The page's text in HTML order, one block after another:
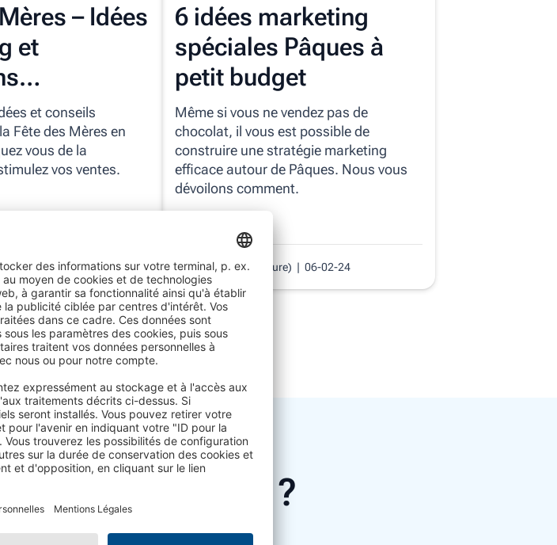
– Idées
et
et conseils
Fête des Mères en
vous de la
vos ventes.
| 28-02-24
6 idées marketing
spéciales Pâques à
petit budget
Même si vous ne vendez pas de
chocolat, il vous est possible de
construire une stratégie marketing
efficace autour de Pâques. Nous vous
dévoilons comment.
8min. (temps de lecture) | 06-02-24
4 5 6
rester informé ?